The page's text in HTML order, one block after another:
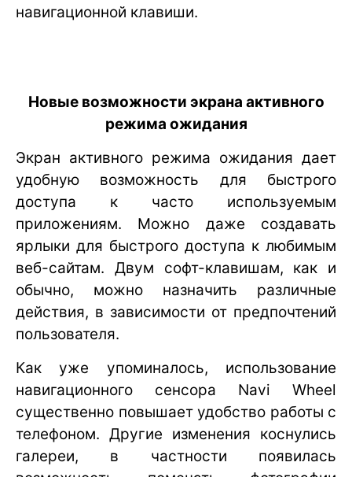
навигационной клавиши.
Новые возможности экрана активного
режима ожидания
Экран активного режима ожидания дает
удобную возможность для быстрого
доступа к часто используемым
приложениям. Можно даже создавать
ярлыки для быстрого доступа к любимым
веб-сайтам. Двум софт-клавишам, как и
обычно, можно назначить различные
действия, в зависимости от предпочтений
пользователя.
Как уже упоминалось, использование
навигационного сенсора Navi Wheel
существенно повышает удобство работы с
телефоном. Другие изменения коснулись
галереи, в частности появилась